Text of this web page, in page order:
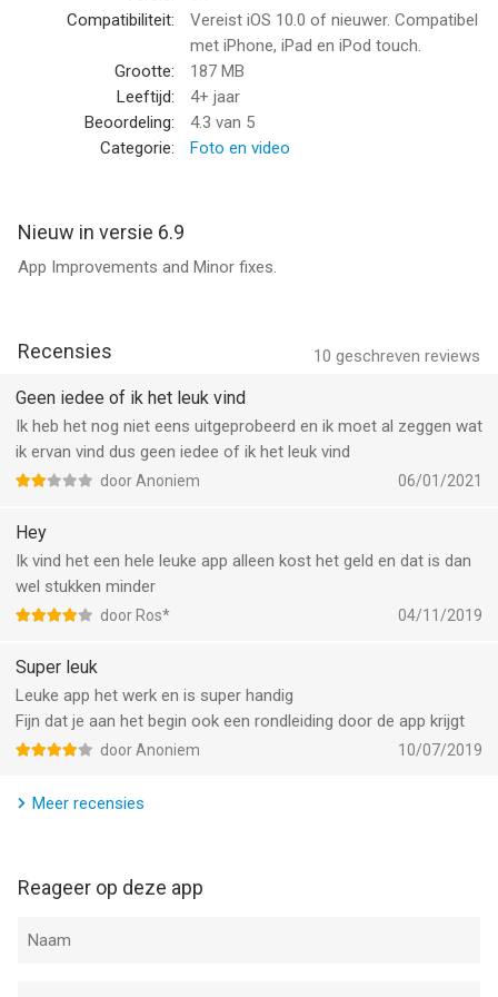
Subscription options:
◦ VideoEditor 1 month subscription - $3.99/Monthly
◦ VideoEditor 1 year subscription with 3 days free trial -
◦ VideoEditor One-Time Purchase - $34.99
subscription will automatically renew unless canceled at least
24-hours before the end of the current period. Account will be
during the active period. Manage your subscriptions in your
VideoEditor’s Privacy Policy is available at
http://videoeditormoviemaker.com/privacy-policy and Terms of
Use http://videoeditormoviemaker.com/terms-condition
Have Fun!
Slow Motion Video Editor SLOMO van App Dynatics LLC is een
hoger, geschikt bevonden voor gebruikers met leeftijden vanaf
4 jaar.
Informatie voor Slow Motion Video Editor SLOMOis het laatst
Compatibiliteit:
Vereist iOS 10.0 of nieuwer. Compatibel
met iPhone, iPad en iPod touch.
Grootte:
187 MB
Leeftijd:
4+ jaar
Beoordeling:
4.3 van 5
Categorie:
Foto en video
Nieuw in versie 6.9
App Improvements and Minor fixes.
10 geschreven reviews
Recensies
Geen iedee of ik het leuk vind
Ik heb het nog niet eens uitgeprobeerd en ik moet al zeggen wat
ik ervan vind dus geen iedee of ik het leuk vind
door Anoniem 06/01/2021
Hey
Ik vind het een hele leuke app alleen kost het geld en dat is dan
wel stukken minder
door Ros* 04/11/2019
Super leuk
Leuke app het werk en is super handig
Fijn dat je aan het begin ook een rondleiding door de app krijgt
door Anoniem 10/07/2019
Meer recensies
Reageer op deze app